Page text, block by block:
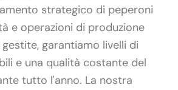
strategico di peperoni
e operazioni di produzione
garantiamo livelli di
e una qualità costante del
tutto l'anno. La nostra